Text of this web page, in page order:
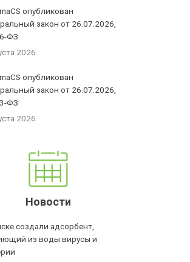
опубликован
закон от 26.07.2026,
ФЗ
2026
опубликован
закон от 26.07.2026,
ФЗ
2026
Новости
создали адсорбент,
из воды вирусы и